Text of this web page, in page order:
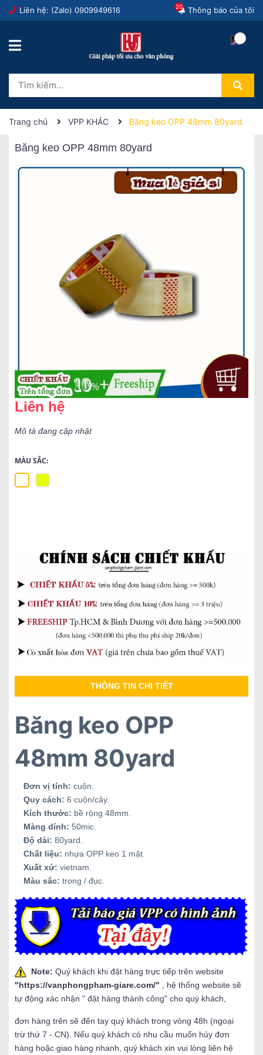
Liên hệ: (Zalo) 0909949616 Thông báo của tôi
20
Trang chủ VPP KHÁC Băng keo OPP 48mm 80yard
Băng keo OPP 48mm 80yard
Liên hệ
Mô tả đang cập nhật
MÀU SẮC:
THÔNG TIN CHI TIẾT
Băng keo OPP
48mm 80yard
Đơn vị tính: cuộn.
Quy cách: 6 cuộn/cây.
Kích thước: bề rộng 48mm.
Màng dính: 50mic.
Độ dài: 80yard.
Chất liệu: nhựa OPP keo 1 mặt.
Xuất xứ: vietnam.
Màu sắc: trong / đục.
Note: Quý khách khi đặt hàng trực tiếp trên website
"https://vanphongpham-giare.com/"
, hệ thống website sẽ
tự động xác nhận " đặt hàng thành công" cho quý khách,
đơn hàng trên sẽ đến tay quý khách trong vòng 48h (ngoại
trừ thứ 7 - CN). Nếu quý khách có nhu cầu muốn hủy đơn
hàng hoặc giao hàng nhanh, quý khách xin vui lòng liên hệ